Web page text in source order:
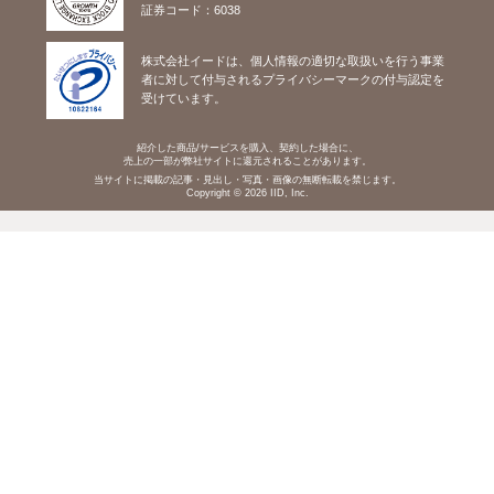
証券コード：6038
株式会社イードは、個人情報の適切な取扱いを行う事業
者に対して付与されるプライバシーマークの付与認定を
受けています。
紹介した商品/サービスを購入、契約した場合に、
売上の一部が弊社サイトに還元されることがあります。
当サイトに掲載の記事・見出し・写真・画像の無断転載を禁じます。
Copyright © 2026 IID, Inc.